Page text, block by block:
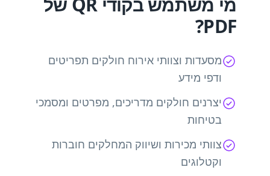
PDF?
מסעדות וצוותי אירוח חולקים תפריטים
ודפי מידע
יצרנים חולקים מדריכים, מפרטים ומסמכי
בטיחות
צוותי מכירות ושיווק המחלקים חוברות
וקטלוגים